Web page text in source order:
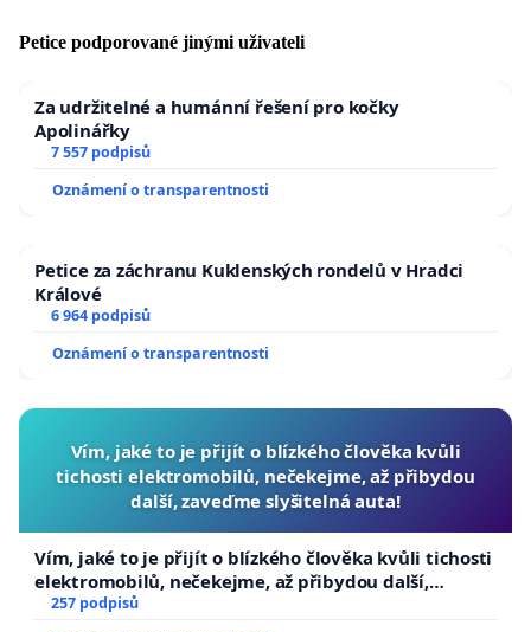
Petice podporované jinými uživateli
Za udržitelné a humánní řešení pro kočky
Apolinářky
7 557 podpisů
Oznámení o transparentnosti
Petice za záchranu Kuklenských rondelů v Hradci
Králové
6 964 podpisů
Oznámení o transparentnosti
Vím, jaké to je přijít o blízkého člověka kvůli
tichosti elektromobilů, nečekejme, až přibydou
další, zaveďme slyšitelná auta!
Vím, jaké to je přijít o blízkého člověka kvůli tichosti
elektromobilů, nečekejme, až přibydou další,
zaveďme slyšitelná auta!
257 podpisů